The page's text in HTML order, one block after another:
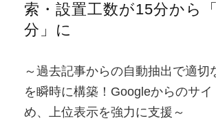
索・設置工数が15分から
分」に
～過去記事からの自動抽出で適切
を瞬時に構築！Googleからのサイ
め、上位表示を強力に支援～